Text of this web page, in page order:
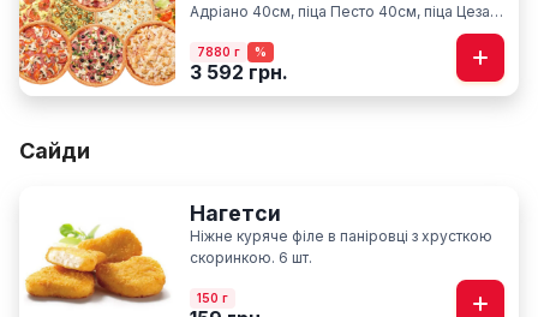
Адріано 40см, піца Песто 40см, піца Цезар
40см, піца Гавайська 40см, піца Фелічіта
40см, піца Класична 40см, піца М'ясна
40см, піца По-Київськи 40см
7880 г %
3 592 грн.
Сайди
Нагетси
Ніжне куряче філе в паніровці з хрусткою
скоринкою. 6 шт.
150 г